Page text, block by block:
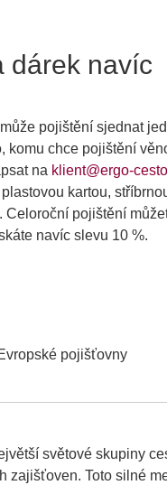
dárek navíc
pojištění sjednat
komu chce pojištění
na klient@ergo-
kartou,
pojištění
navíc slevu 10 %.
pojišťovny
světové skupiny
zajišťoven. Toto silné